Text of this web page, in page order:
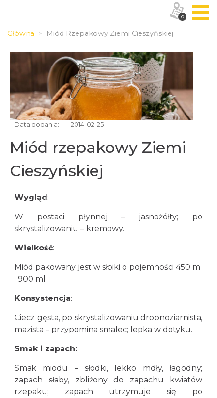
Główna Miód Rzepakowy Ziemi Cieszyńskiej
Data dodania: 2014-02-25
Miód rzepakowy Ziemi
Cieszyńskiej
Wygląd:
W postaci płynnej – jasnożółty; po
skrystalizowaniu – kremowy.
Wielkość:
Miód pakowany jest w słoiki o pojemności 450 ml
i 900 ml.
Konsystencja:
Ciecz gęsta, po skrystalizowaniu drobnoziarnista,
mazista – przypomina smalec; lepka w dotyku.
Smak i zapach:
Smak miodu – słodki, lekko mdły, łagodny;
zapach słaby, zbliżony do zapachu kwiatów
rzepaku; zapach utrzymuje się po
0